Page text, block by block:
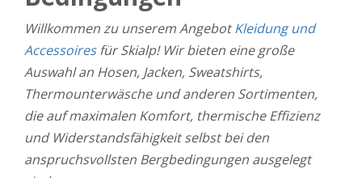
Willkommen zu unserem AngebotKleidung und
Accessoiresfür Skialp! Wir bieten eine große
Auswahl an Hosen, Jacken, Sweatshirts,
Thermounterwäsche und anderen Sortimenten,
die auf maximalen Komfort, thermische Effizienz
und Widerstandsfähigkeit selbst bei den
anspruchsvollsten Bergbedingungen ausgelegt